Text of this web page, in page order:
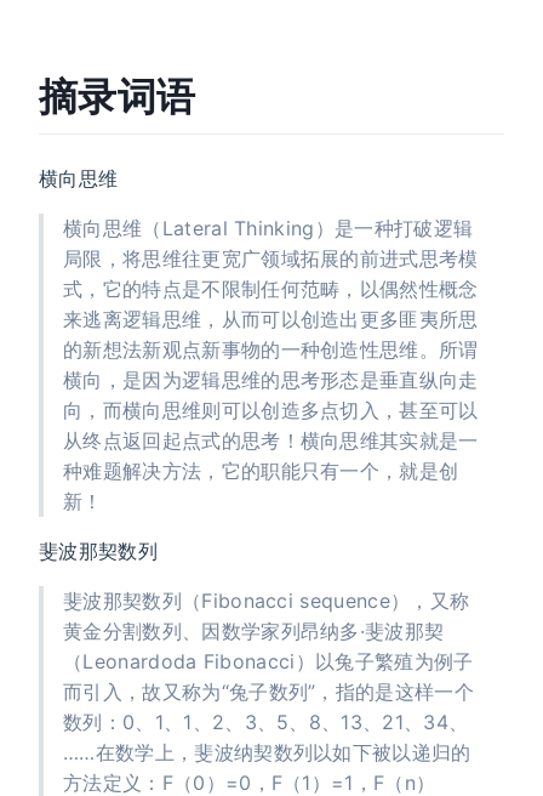
摘录词语
横向思维
横向思维（Lateral Thinking）是一种打破逻辑
局限，将思维往更宽广领域拓展的前进式思考模
式，它的特点是不限制任何范畴，以偶然性概念
来逃离逻辑思维，从而可以创造出更多匪夷所思
的新想法新观点新事物的一种创造性思维。所谓
横向，是因为逻辑思维的思考形态是垂直纵向走
向，而横向思维则可以创造多点切入，甚至可以
从终点返回起点式的思考！横向思维其实就是一
种难题解决方法，它的职能只有一个，就是创
新！
斐波那契数列
斐波那契数列（Fibonacci sequence），又称
黄金分割数列、因数学家列昂纳多·斐波那契
（Leonardoda Fibonacci）以兔子繁殖为例子
而引入，故又称为“兔子数列”，指的是这样一个
数列：0、1、1、2、3、5、8、13、21、34、
……在数学上，斐波纳契数列以如下被以递归的
方法定义：F（0）=0，F（1）=1，F（n）